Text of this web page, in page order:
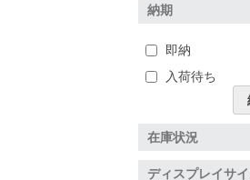
納期
即納
入荷待ち
在庫状況
ディスプレイサ